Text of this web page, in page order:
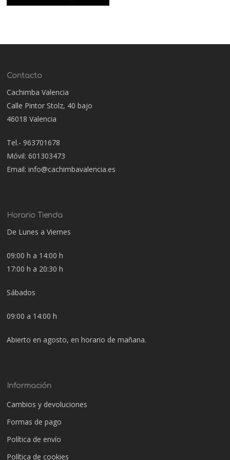
Contacto
Cachimba Valencia
Calle Pintor Stolz, 40 bajo
46018 Valencia
Tel.- 963701678
Móvil: 601303473
Email: info@cachimbavalencia.es
Horario Tienda
De Lunes a Viernes
09:00 h a 14:00 h
17:00 h a 20:30 h
Sábados
09:00 a 14:00 h
Abierto en agosto, en horario de mañana.
Información
Cambios y devoluciones
Formas de pago
Política de envío
Política de cookies